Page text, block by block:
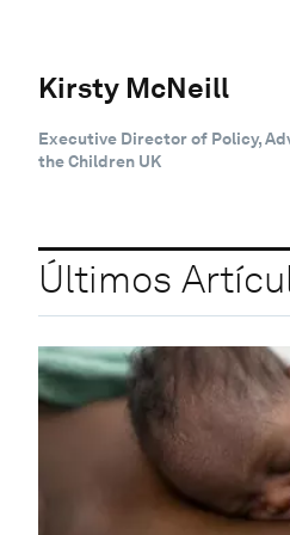
Kirsty McNeill
Executive Director of Policy,
the Children UK
Últimos